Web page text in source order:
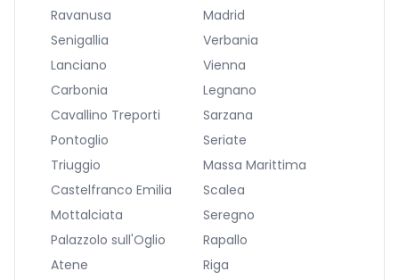
Ravanusa
Madrid
Senigallia
Verbania
Lanciano
Vienna
Carbonia
Legnano
Cavallino Treporti
Sarzana
Pontoglio
Seriate
Triuggio
Massa Marittima
Castelfranco Emilia
Scalea
Mottalciata
Seregno
Palazzolo sull'Oglio
Rapallo
Atene
Riga